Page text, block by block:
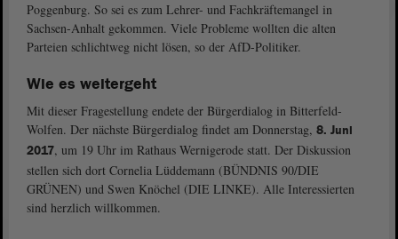
Poggenburg. So sei es zum Lehrer- und Fachkräftemangel in
Sachsen-Anhalt gekommen. Viele Probleme wollten die alten
Parteien schlichtweg nicht lösen, so der AfD-Politiker.
Wie es weitergeht
Mit dieser Fragestellung endete der Bürgerdialog in Bitterfeld-
Wolfen. Der nächste Bürgerdialog findet am Donnerstag, 8. Juni
2017, um 19 Uhr im Rathaus Wernigerode statt. Der Diskussion
stellen sich dort Cornelia Lüddemann (BÜNDNIS 90/DIE
GRÜNEN) und Swen Knöchel (DIE LINKE). Alle Interessierten
sind herzlich willkommen.